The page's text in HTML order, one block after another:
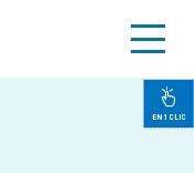
EN 1 CLIC